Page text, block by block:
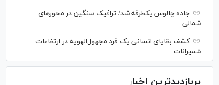
جاده چالوس یکطرفه شد/ ترافیک سنگین در محورهای
شمالی
کشف بقایای انسانی یک فرد مجهول‌الهویه در ارتفاعات
شمیرانات
پربازدیدترین اخبار